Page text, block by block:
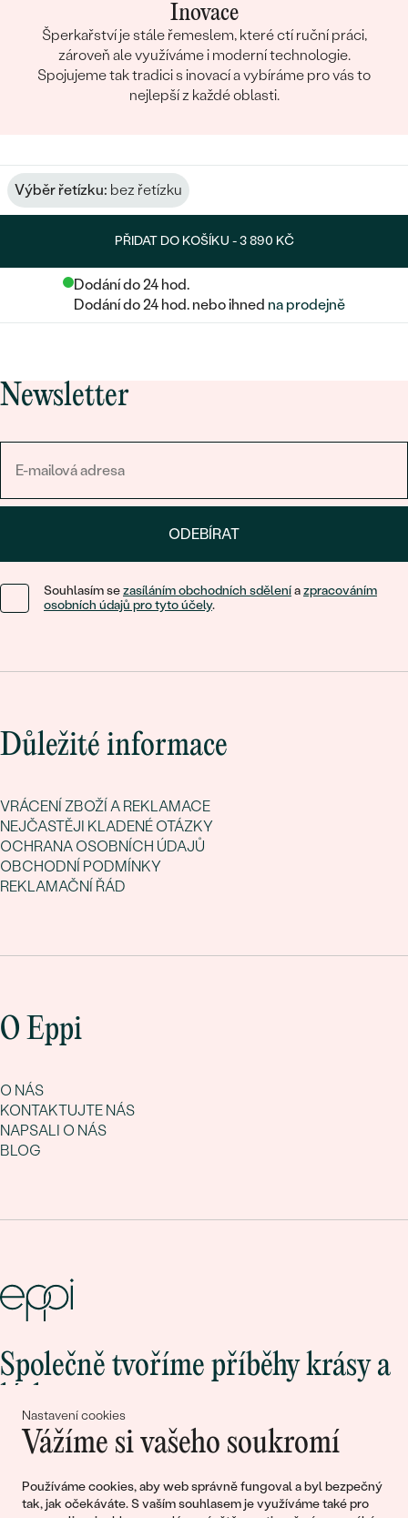
Nastavení cookies
Vážíme si vašeho soukromí
Používáme cookies, aby web správně fungoval a byl bezpečný
tak, jak očekáváte. S vaším souhlasem je využíváme také pro
Inovace
Šperkařství je stále řemeslem, které ctí ruční práci,
zároveň ale využíváme i moderní technologie.
Spojujeme tak tradici s inovací a vybíráme pro vás to
nejlepší z každé oblasti.
Výběr řetízku: bez řetízku
PŘIDAT DO KOŠÍKU -3 890 KČ
Dodání do 24 hod.
Dodání do 24 hod. nebo ihned na prodejně
Newsletter
ODEBÍRAT
Souhlasím sezasíláním obchodních sděleníazpracováním
osobních údajů pro tyto účely.
Důležité informace
VRÁCENÍ ZBOŽÍ A REKLAMACE
NEJČASTĚJI KLADENÉ OTÁZKY
OCHRANA OSOBNÍCH ÚDAJŮ
OBCHODNÍ PODMÍNKY
REKLAMAČNÍ ŘÁD
O Eppi
O NÁS
KONTAKTUJTE NÁS
NAPSALI O NÁS
BLOG
Společně tvoříme příběhy krásy a
Připojte se k nám!